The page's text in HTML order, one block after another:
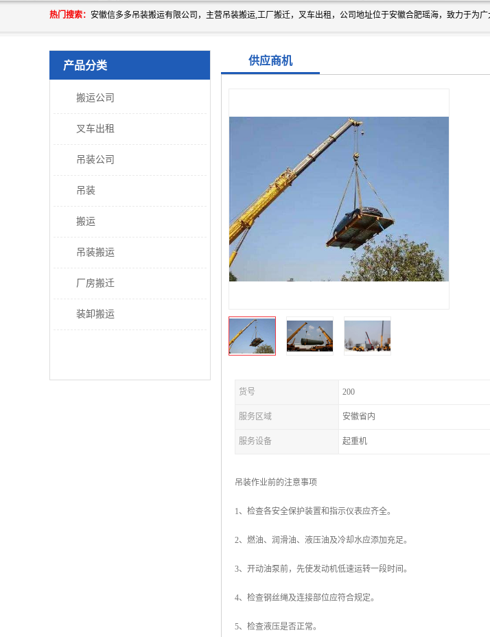
热门搜索：
产品分类
搬运公司
叉车出租
吊装公司
吊装
搬运
吊装搬运
厂房搬迁
装卸搬运
供应商机
货号 200
服务区域 安徽省内
服务设备 起重机
吊装作业前的注意事项
1、检查各安全保护装置和指示仪表应齐全。
2、燃油、润滑油、液压油及冷却水应添加充足。
3、开动油泵前，先使发动机低速运转一段时间。
4、检查钢丝绳及连接部位应符合规定。
5、检查液压是否正常。